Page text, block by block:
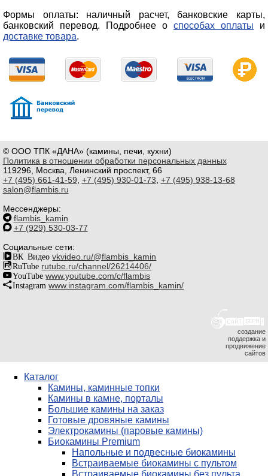
Формы оплаты: наличный расчет, банковские карты,
банковский перевод. Подробнее о способах оплаты и
доставке товара.
© ООО ТПК «ДАНА» (камины, печи, кухни)
Политика в отношении обработки персональных данных
119296, Москва, Ленинский проспект, 66
+7 (495) 661-41-59 +7 (495) 930-01-73 +7 (495) 938-13-68
salon@flambis.ru
Мессенджеры:
flambis_kamin
+7 (929) 530-03-77
Социальные сети:
ВК Видео vkvideo.ru/@flambis_kamin
RuTube rutube.ru/channel/26214406/
YouTube www.youtube.com/c/flambis
Instagram www.instagram.com/flambis_kamin/
создание
поддержка и
продвижение
сайтов
Каталог
Камины, каминные топки
Камины в камне, порталы
Большие камины на заказ
Готовые дровяные камины
Электрокамины (паровые камины)
Биокамины Premium
Напольные и подвесные биокамины
Встраиваемые биокамины с пультом
Встраиваемые биокамины без пульта